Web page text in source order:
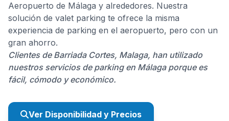
Aeropuerto de Málaga y alrededores. Nuestra
solución de valet parking te ofrece la misma
experiencia de parking en el aeropuerto, pero con un
gran ahorro.
Clientes de Barriada Cortes, Malaga, han utilizado
nuestros servicios de parking en Málaga porque es
fácil, cómodo y económico.
Ver Disponibilidad y Precios